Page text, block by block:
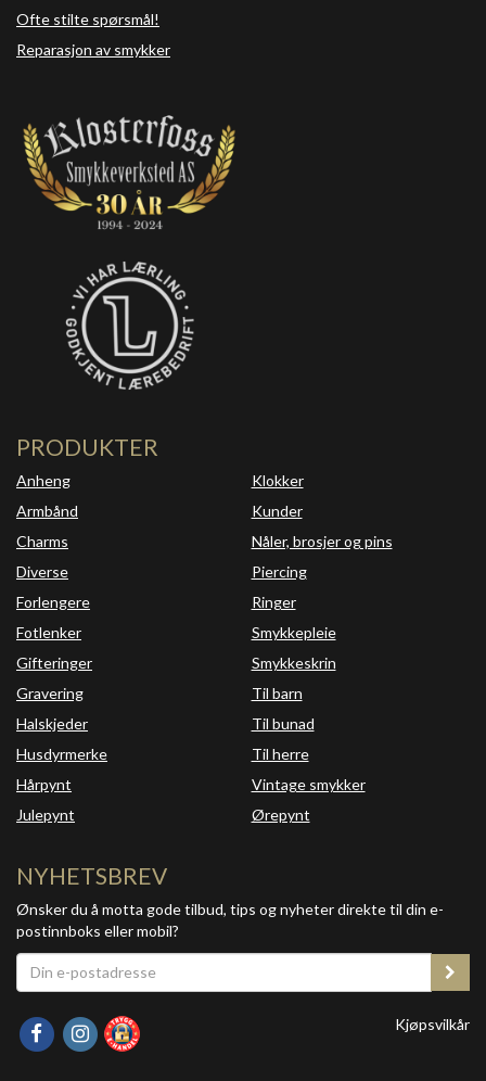
Ofte stilte spørsmål!
Reparasjon av smykker
PRODUKTER
Anheng
Armbånd
Charms
Diverse
Forlengere
Fotlenker
Gifteringer
Gravering
Halskjeder
Husdyrmerke
Hårpynt
Julepynt
Klokker
Kunder
Nåler, brosjer og pins
Piercing
Ringer
Smykkepleie
Smykkeskrin
Til barn
Til bunad
Til herre
Vintage smykker
Ørepynt
NYHETSBREV
Ønsker du å motta gode tilbud, tips og nyheter direkte til din e-
postinnboks eller mobil?
Kjøpsvilkår